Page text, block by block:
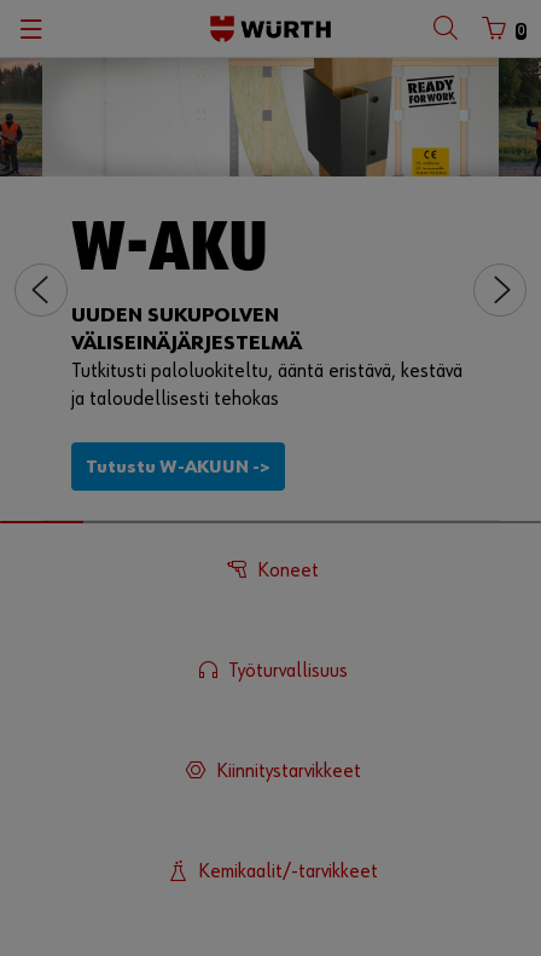
0
W-AKU
UUDEN SUKUPOLVEN
VÄLISEINÄJÄRJESTELMÄ
Tutkitusti paloluokiteltu, ääntä eristävä, kestävä
ja taloudellisesti tehokas
Tutustu W-AKUUN ->
Koneet
Työturvallisuus
Kiinnitystarvikkeet
Kemikaalit/-tarvikkeet